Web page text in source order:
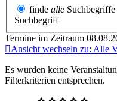
finde alle Suchbegriffe
Suchbegriff
Termine im Zeitraum
Ansicht wechseln zu: Alle
Es wurden keine
Filterkriterien entsprechen.